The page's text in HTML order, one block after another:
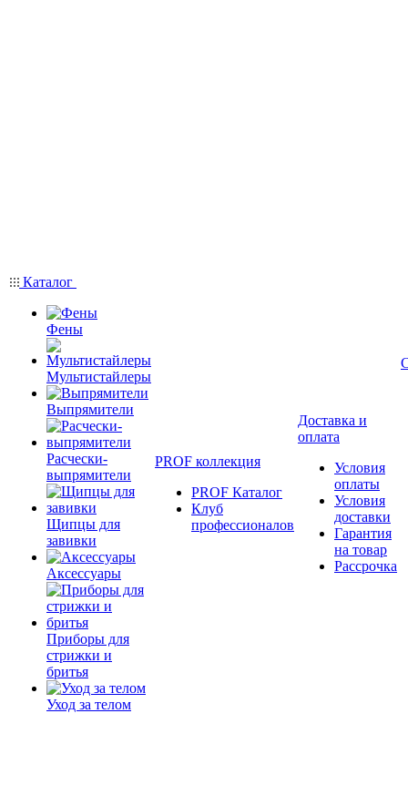
Каталог
Фены
Мультистайлеры
Выпрямители
Расчески-
выпрямители
Щипцы для
завивки
Аксессуары
Приборы для
стрижки и
бритья
Уход за телом
PROF коллекция
PROF Каталог
Клуб
профессионалов
Доставка и
оплата
Условия
оплаты
Условия
доставки
Гарантия
на товар
Рассрочка